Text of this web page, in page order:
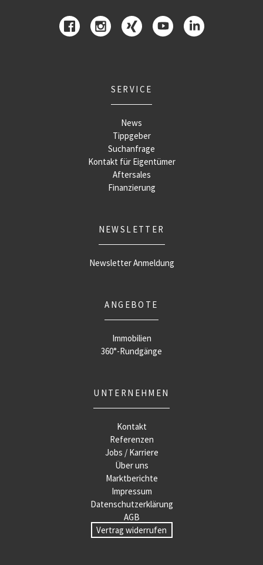
SERVICE
News
Tippgeber
Suchanfrage
Kontakt für Eigentümer
Aftersales
Finanzierung
NEWSLETTER
Newsletter Anmeldung
ANGEBOTE
Immobilien
360°-Rundgänge
UNTERNEHMEN
Kontakt
Referenzen
Jobs / Karriere
Über uns
Marktberichte
Impressum
Datenschutzerklärung
AGB
Vertrag widerrufen